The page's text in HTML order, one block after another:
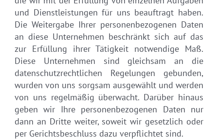
und Dienstleistungen für uns beauftragt haben.
Die Weitergabe Ihrer personenbezogenen Daten
an diese Unternehmen beschränkt sich auf das
zur Erfüllung ihrer Tätigkeit notwendige Maß.
Diese Unternehmen sind gleichsam an die
datenschutzrechtlichen Regelungen gebunden,
wurden von uns sorgsam ausgewählt und werden
von uns regelmäßig überwacht. Darüber hinaus
geben wir Ihre personenbezogenen Daten nur
dann an Dritte weiter, soweit wir gesetzlich oder
per Gerichtsbeschluss dazu verpflichtet sind.